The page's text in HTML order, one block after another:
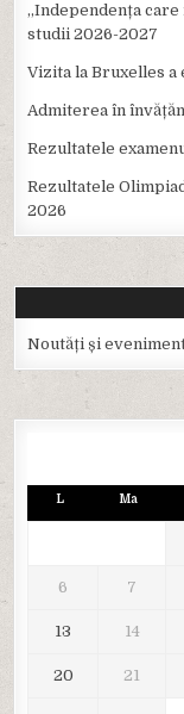
,,Independența care
studii 2026-2027
Vizita la Bruxelles a
Admiterea în
Rezultatele
Rezultatele
2026
Noutăți și
L Ma
6 7
13 14
20 21